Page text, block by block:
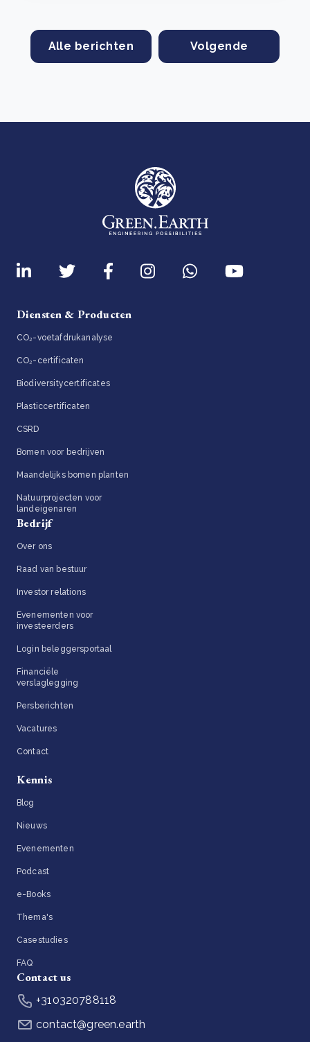
Alle berichten Volgende
Diensten & Producten
CO₂-voetafdrukanalyse
CO₂-certificaten
Biodiversitycertificates
Plasticcertificaten
CSRD
Bomen voor bedrijven
Maandelijks bomen planten
Natuurprojecten voor
landeigenaren
Bedrijf
Over ons
Raad van bestuur
Investor relations
Evenementen voor
investeerders
Login beleggersportaal
Financiële
verslaglegging
Persberichten
Vacatures
Contact
Kennis
Blog
Nieuws
Evenementen
Podcast
e-Books
Thema's
Casestudies
FAQ
Contact us
+310320788118
contact@green.earth